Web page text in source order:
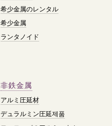
希少金属のレンタル
希少金属
ランタノイド
非鉄金属
アルミ圧延材
デュラルミン圧延제품